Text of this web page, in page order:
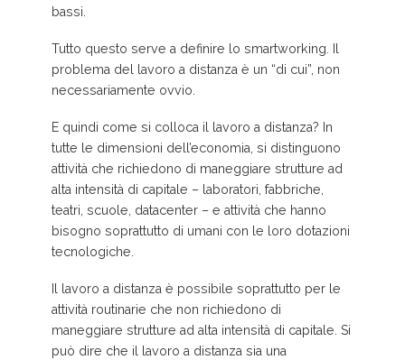
bassi.
Tutto questo serve a definire lo smartworking. Il
problema del lavoro a distanza è un “di cui”, non
necessariamente ovvio.
E quindi come si colloca il lavoro a distanza? In
tutte le dimensioni dell’economia, si distinguono
attività che richiedono di maneggiare strutture ad
alta intensità di capitale – laboratori, fabbriche,
teatri, scuole, datacenter – e attività che hanno
bisogno soprattutto di umani con le loro dotazioni
tecnologiche.
Il lavoro a distanza è possibile soprattutto per le
attività routinarie che non richiedono di
maneggiare strutture ad alta intensità di capitale. Si
può dire che il lavoro a distanza sia una